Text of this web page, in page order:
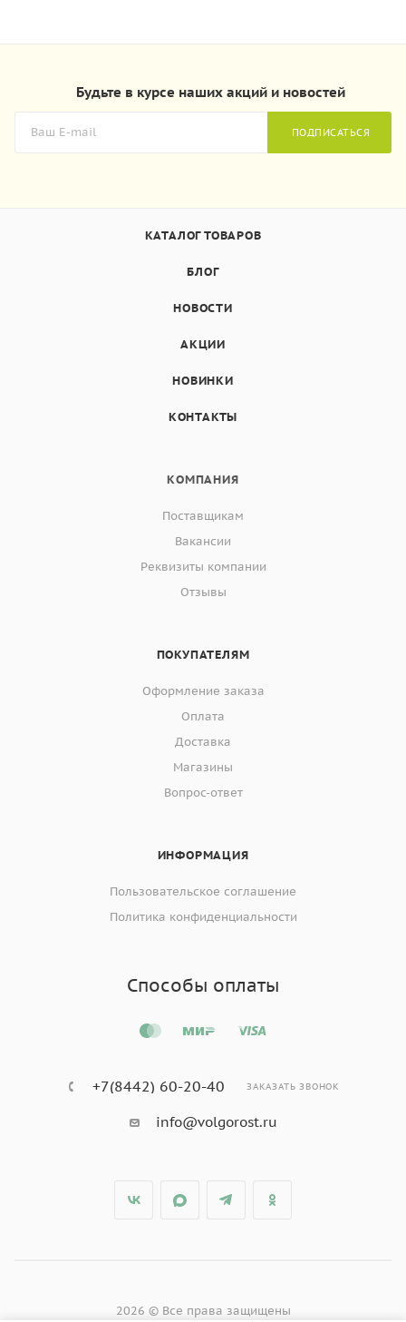
Будьте в курсе наших акций и новостей
ПОДПИСАТЬСЯ
КАТАЛОГ ТОВАРОВ
БЛОГ
НОВОСТИ
АКЦИИ
НОВИНКИ
КОНТАКТЫ
КОМПАНИЯ
Поставщикам
Вакансии
Реквизиты компании
Отзывы
ПОКУПАТЕЛЯМ
Оформление заказа
Оплата
Доставка
Магазины
Вопрос-ответ
ИНФОРМАЦИЯ
Пользовательское соглашение
Политика конфиденциальности
Способы оплаты
+7(8442) 60-20-40 ЗАКАЗАТЬ ЗВОНОК
info@volgorost.ru
2026 © Все права защищены